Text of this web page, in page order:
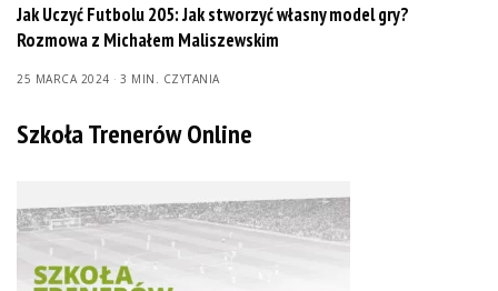
Jak Uczyć Futbolu 205: Jak stworzyć własny model gry?
Rozmowa z Michałem Maliszewskim
25 MARCA 2024 3 MIN. CZYTANIA
Szkoła Trenerów Online